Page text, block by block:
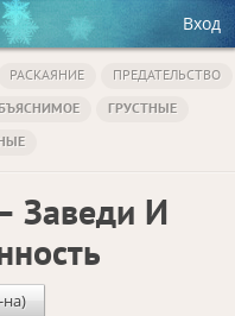
Вход
РАСКАЯНИЕ
ПРЕДАТЕЛЬСТВО
ГРУСТНЫЕ
Заведи И